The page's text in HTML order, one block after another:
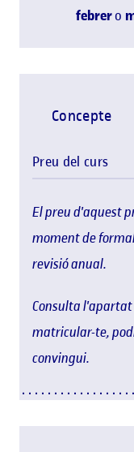
febrero
El preu d'aquest
moment de
revisió anual.
Consulta l'apartat
matricular-te,
convingui.
Concepte
Preu del curs